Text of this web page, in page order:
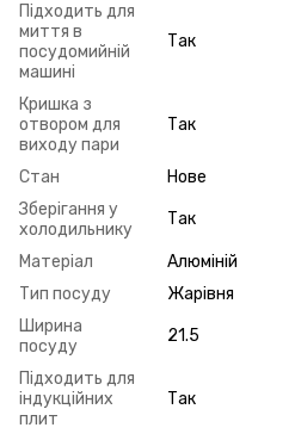
Підходить для
миття в
посудомийній
машині
Так
Кришка з
отвором для
виходу пари
Так
Стан
Нове
Зберігання у
холодильнику
Так
Матеріал
Алюміній
Тип посуду
Жарівня
Ширина
посуду
21.5
Підходить для
індукційних
плит
Так